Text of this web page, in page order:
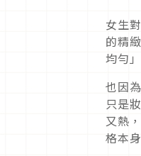
女生
的精
均勻
也因
只是
又熱
格本